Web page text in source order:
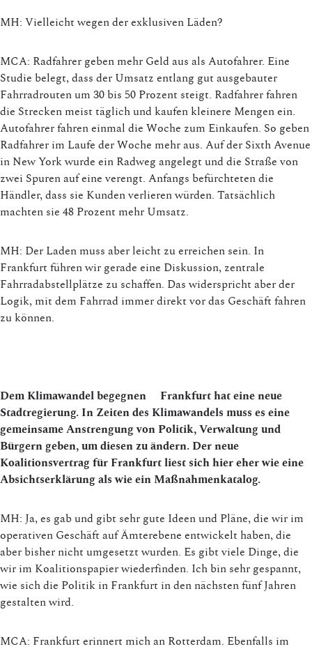
MH: Vielleicht wegen der exklusiven Läden?
MCA: Radfahrer geben mehr Geld aus als Autofahrer. Eine
Studie belegt, dass der Umsatz entlang gut ausgebauter
Fahrradrouten um 30 bis 50 Prozent steigt. Radfahrer fahren
die Strecken meist täglich und kaufen kleinere Mengen ein.
Autofahrer fahren einmal die Woche zum Einkaufen. So geben
Radfahrer im Laufe der Woche mehr aus. Auf der Sixth Avenue
in New York wurde ein Radweg angelegt und die Straße von
zwei Spuren auf eine verengt. Anfangs befürchteten die
Händler, dass sie Kunden verlieren würden. Tatsächlich
machten sie 48 Prozent mehr Umsatz.
MH: Der Laden muss aber leicht zu erreichen sein. In
Frankfurt führen wir gerade eine Diskussion, zentrale
Fahrradabstellplätze zu schaffen. Das widerspricht aber der
Logik, mit dem Fahrrad immer direkt vor das Geschäft fahren
zu können.
Dem Klimawandel begegnen
Frankfurt hat eine neue
Stadtregierung. In Zeiten des Klimawandels muss es eine
gemeinsame Anstrengung von Politik, Verwaltung und
Bürgern geben, um diesen zu ändern. Der neue
Koalitionsvertrag für Frankfurt liest sich hier eher wie eine
Absichtserklärung als wie ein Maßnahmenkatalog.
MH: Ja, es gab und gibt sehr gute Ideen und Pläne, die wir im
operativen Geschäft auf Ämterebene entwickelt haben, die
aber bisher nicht umgesetzt wurden. Es gibt viele Dinge, die
wir im Koalitionspapier wiederfinden. Ich bin sehr gespannt,
wie sich die Politik in Frankfurt in den nächsten fünf Jahren
gestalten wird.
MCA: Frankfurt erinnert mich an Rotterdam. Ebenfalls im